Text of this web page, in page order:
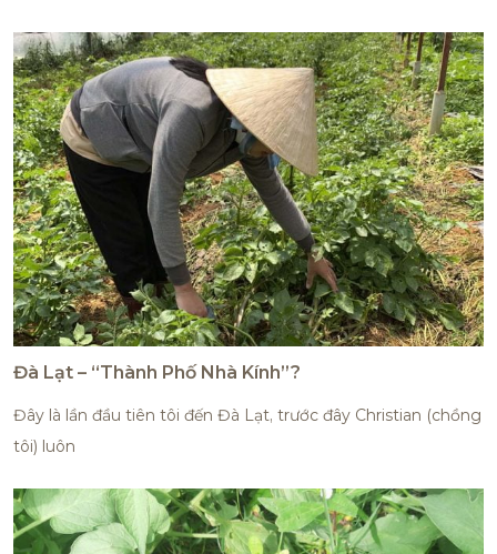
Đà Lạt – “Thành Phố Nhà Kính”?
Đây là lần đầu tiên tôi đến Đà Lạt, trước đây Christian (chồng
tôi) luôn